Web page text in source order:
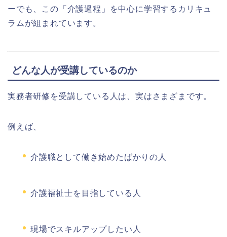
ーでも、この「介護過程」を中心に学習するカリキュ
ラムが組まれています。
どんな人が受講しているのか
実務者研修を受講している人は、実はさまざまです。
例えば、
介護職として働き始めたばかりの人
介護福祉士を目指している人
現場でスキルアップしたい人